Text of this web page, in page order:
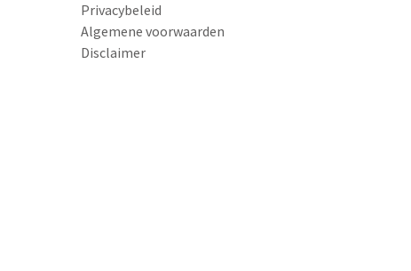
Privacybeleid
Algemene voorwaarden
Disclaimer